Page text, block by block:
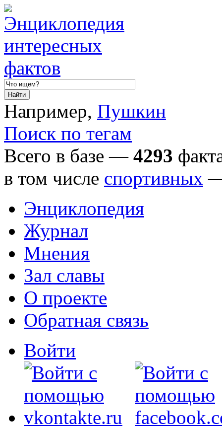
Например, Пушкин
Поиск по тегам
Всего в базе — 4293
в том числе спортивных
Энциклопедия
Журнал
Мнения
Зал славы
О проекте
Обратная связь
Войти